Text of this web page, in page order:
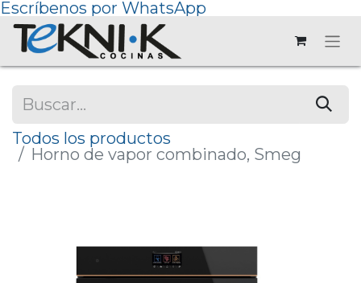
Escríbenos por WhatsApp
Todos los productos
Horno de vapor combinado, Smeg